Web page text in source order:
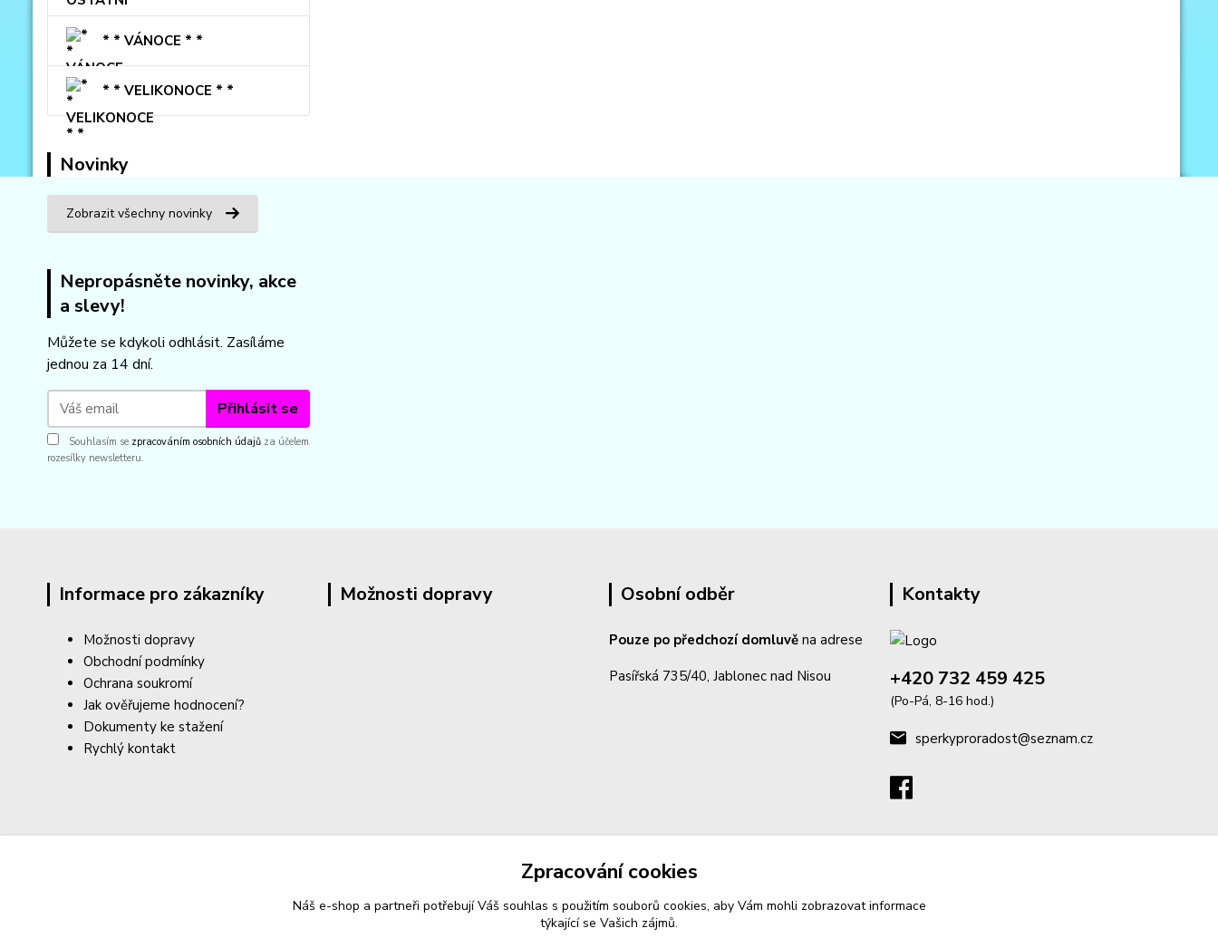
* * VÁNOCE * *
* * VELIKONOCE * *
Novinky
Zobrazit všechny novinky
Nepropásněte novinky, akce
a slevy!
Můžete se kdykoli odhlásit. Zasíláme
jednou za 14 dní.
Přihlásit se
Souhlasím se zpracováním osobních údajů za účelem
rozesílky newsletteru.
Informace pro zákazníky
Možnosti dopravy
Obchodní podmínky
Ochrana soukromí
Jak ověřujeme hodnocení?
Dokumenty ke stažení
Rychlý kontakt
Možnosti dopravy Osobní odběr
Pouze po předchozí domluvě na adrese
Pasířská 735/40, Jablonec nad Nisou
Kontakty
+420 732 459 425
(Po-Pá, 8-16 hod.)
sperkyproradost@seznam.cz
Zpracování cookies
Náš e-shop a partneři potřebují Váš souhlas s použitím souborů cookies, aby Vám mohli zobrazovat informace
týkající se Vašich zájmů.